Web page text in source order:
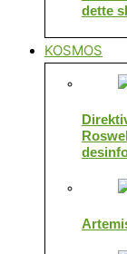
dette
KOSMOS